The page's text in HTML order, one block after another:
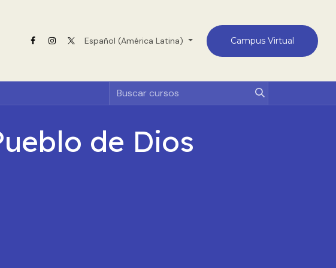
Revista Medellín Contacto
Español (América Latina) Campus Virtual
de Dios